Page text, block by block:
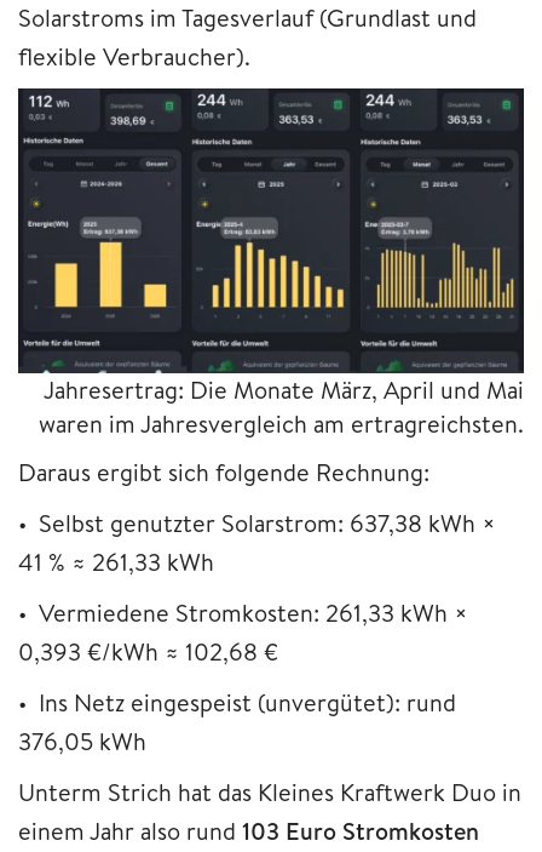
Solarstroms im Tagesverlauf (Grundlast und
flexible Verbraucher).
Jahresertrag: Die Monate März, April und Mai
waren im Jahresvergleich am ertragreichsten.
Daraus ergibt sich folgende Rechnung:
• Selbst genutzter Solarstrom: 637,38 kWh ×
41 % ≈ 261,33 kWh
• Vermiedene Stromkosten: 261,33 kWh ×
0,393 €/kWh ≈ 102,68 €
• Ins Netz eingespeist (unvergütet): rund
376,05 kWh
Unterm Strich hat das Kleines Kraftwerk Duo in
einem Jahr also rund 103 Euro Stromkosten